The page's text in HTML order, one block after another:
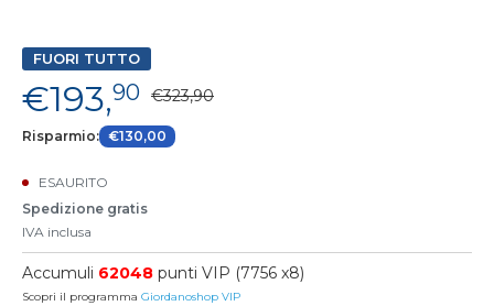
FUORI TUTTO
€193,90 €323,90
Risparmio: €130,00
ESAURITO
Spedizione gratis
IVA inclusa
Accumuli 62048 punti VIP (7756 x8)
Scopri il programma Giordanoshop VIP